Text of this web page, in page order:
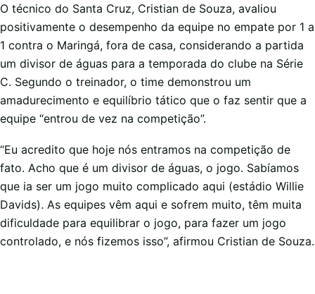
O técnico do Santa Cruz, Cristian de Souza, avaliou
positivamente o desempenho da equipe no empate por 1 a
1 contra o Maringá, fora de casa, considerando a partida
um divisor de águas para a temporada do clube na Série
C. Segundo o treinador, o time demonstrou um
amadurecimento e equilíbrio tático que o faz sentir que a
equipe “entrou de vez na competição”.
“Eu acredito que hoje nós entramos na competição de
fato. Acho que é um divisor de águas, o jogo. Sabíamos
que ia ser um jogo muito complicado aqui (estádio Willie
Davids). As equipes vêm aqui e sofrem muito, têm muita
dificuldade para equilibrar o jogo, para fazer um jogo
controlado, e nós fizemos isso”, afirmou Cristian de Souza.